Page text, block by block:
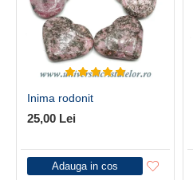
Inima rodonit
25,00 Lei
Adauga in cos